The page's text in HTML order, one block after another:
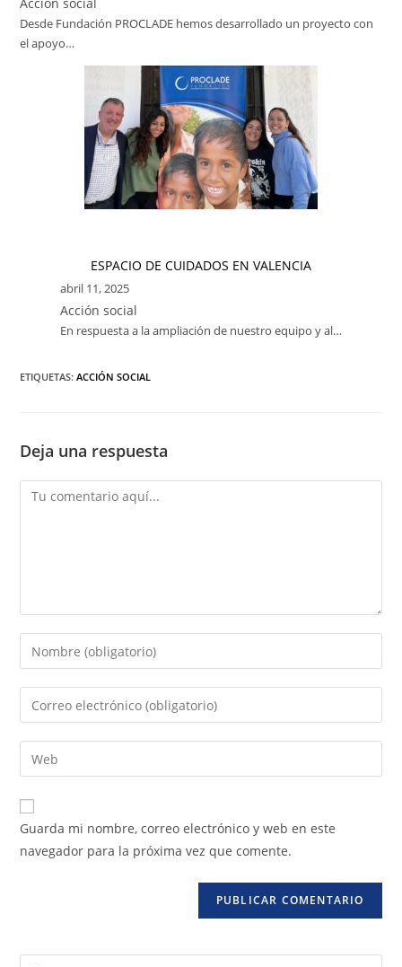
Desde Fundación PROCLADE hemos desarrollado un proyecto con
el apoyo…
ESPACIO DE CUIDADOS EN VALENCIA
abril 11, 2025
Acción social
En respuesta a la ampliación de nuestro equipo y al…
ETIQUETAS:ACCIÓN SOCIAL
Deja una respuesta
Guarda mi nombre, correo electrónico y web en este
navegador para la próxima vez que comente.